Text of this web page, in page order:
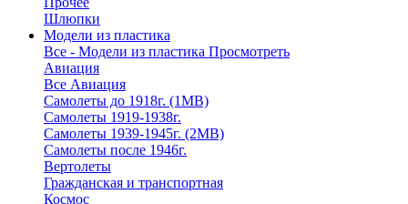
Шлюпки
Модели из пластика
Все - Модели из пластика Просмотреть
Авиация
Все Авиация
Самолеты до 1918г. (1МВ)
Самолеты 1919-1938г.
Самолеты 1939-1945г. (2МВ)
Самолеты после 1946г.
Вертолеты
Гражданская и транспортная
Космос